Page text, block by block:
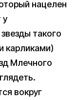
нацелен
у
такого
карликами)
Млечного
вокруг